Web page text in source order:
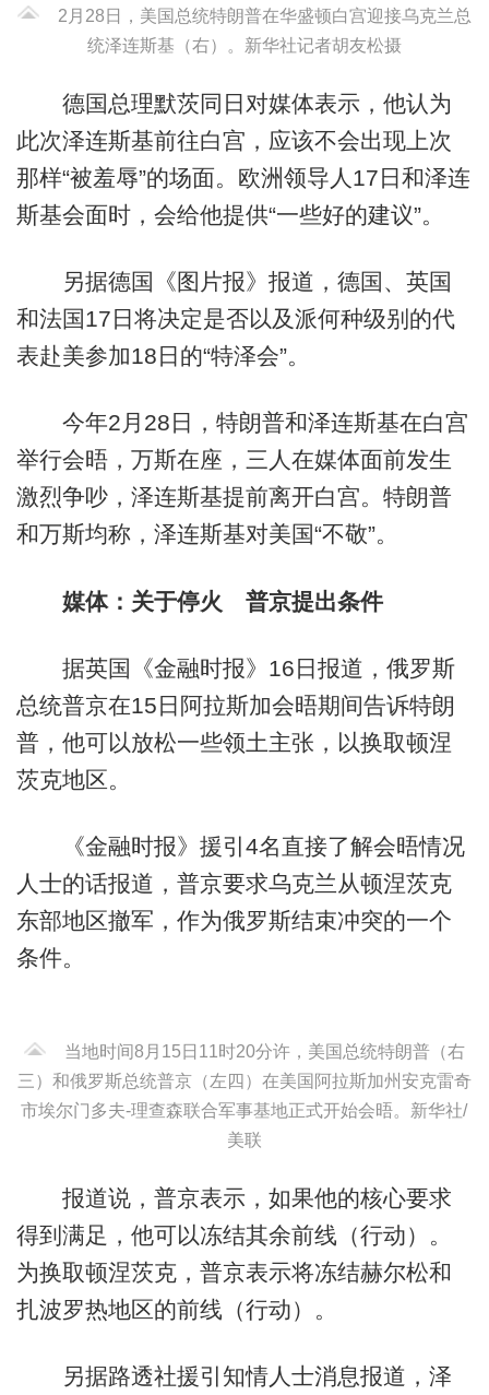
2月28日，美国总统特朗普在华盛顿白宫迎接乌克兰总
统泽连斯基（右）。新华社记者胡友松摄
德国总理默茨同日对媒体表示，他认为
此次泽连斯基前往白宫，应该不会出现上次
那样“被羞辱”的场面。欧洲领导人17日和泽连
斯基会面时，会给他提供“一些好的建议”。
另据德国《图片报》报道，德国、英国
和法国17日将决定是否以及派何种级别的代
表赴美参加18日的“特泽会”。
今年2月28日，特朗普和泽连斯基在白宫
举行会晤，万斯在座，三人在媒体面前发生
激烈争吵，泽连斯基提前离开白宫。特朗普
和万斯均称，泽连斯基对美国“不敬”。
媒体：关于停火 普京提出条件
据英国《金融时报》16日报道，俄罗斯
总统普京在15日阿拉斯加会晤期间告诉特朗
普，他可以放松一些领土主张，以换取顿涅
茨克地区。
《金融时报》援引4名直接了解会晤情况
人士的话报道，普京要求乌克兰从顿涅茨克
东部地区撤军，作为俄罗斯结束冲突的一个
条件。
当地时间8月15日11时20分许，美国总统特朗普（右
三）和俄罗斯总统普京（左四）在美国阿拉斯加州安克雷奇
市埃尔门多夫-理查森联合军事基地正式开始会晤。新华社/
美联
报道说，普京表示，如果他的核心要求
得到满足，他可以冻结其余前线（行动）。
为换取顿涅茨克，普京表示将冻结赫尔松和
扎波罗热地区的前线（行动）。
另据路透社援引知情人士消息报道，泽